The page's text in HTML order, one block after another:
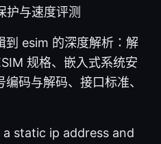
护与速度评测
到 esim 的深度解析：解
规格、嵌入式系统安
码与解码、接口标准、
static ip address and